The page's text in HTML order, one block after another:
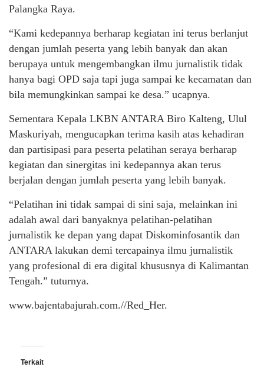
Palangka Raya.
“Kami kedepannya berharap kegiatan ini terus berlanjut
dengan jumlah peserta yang lebih banyak dan akan
berupaya untuk mengembangkan ilmu jurnalistik tidak
hanya bagi OPD saja tapi juga sampai ke kecamatan dan
bila memungkinkan sampai ke desa.” ucapnya.
Sementara Kepala LKBN ANTARA Biro Kalteng, Ulul
Maskuriyah, mengucapkan terima kasih atas kehadiran
dan partisipasi para peserta pelatihan seraya berharap
kegiatan dan sinergitas ini kedepannya akan terus
berjalan dengan jumlah peserta yang lebih banyak.
“Pelatihan ini tidak sampai di sini saja, melainkan ini
adalah awal dari banyaknya pelatihan-pelatihan
jurnalistik ke depan yang dapat Diskominfosantik dan
ANTARA lakukan demi tercapainya ilmu jurnalistik
yang profesional di era digital khususnya di Kalimantan
Tengah.” tuturnya.
www.bajentabajurah.com.//Red_Her.
Terkait